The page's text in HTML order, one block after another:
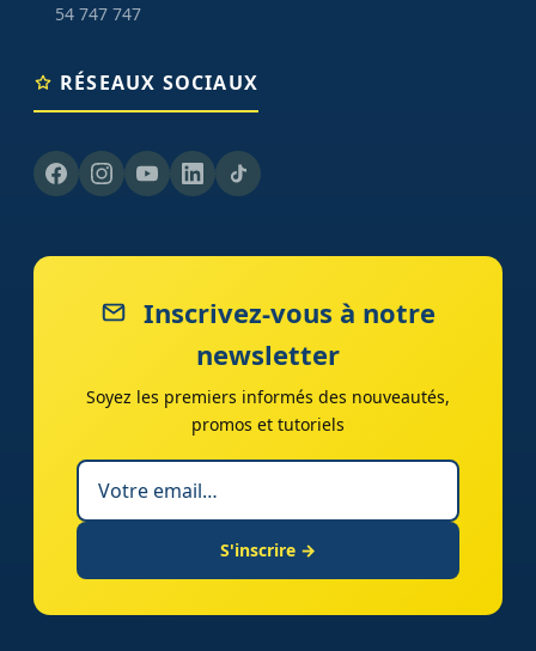
54 747 747
RÉSEAUX SOCIAUX
Inscrivez-vous à notre
newsletter
Soyez les premiers informés des nouveautés,
promos et tutoriels
S'inscrire →